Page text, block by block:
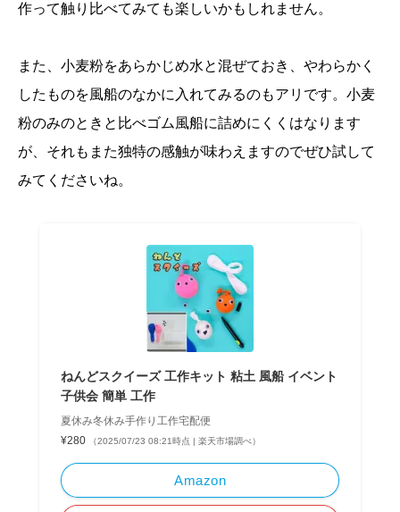
作って触り比べてみても楽しいかもしれません。
また、小麦粉をあらかじめ水と混ぜておき、やわらかく
したものを風船のなかに入れてみるのもアリです。小麦
粉のみのときと比べゴム風船に詰めにくくはなります
が、それもまた独特の感触が味わえますのでぜひ試して
みてくださいね。
ねんどスクイーズ 工作キット 粘土 風船 イベント
子供会 簡単 工作
夏休み冬休み手作り工作宅配便
¥280
（2025/07/23 08:21時点 | 楽天市場調べ）
Amazon